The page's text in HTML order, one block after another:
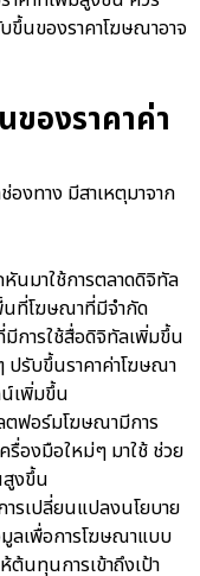
ขึ้นของราคาโฆษณาอาจ
องราคาค่า
งทาง มีสาเหตุมาจาก
นมาใช้การตลาดดิจิทัล
นที่โฆษณาที่มีจำกัด
มีการใช้สื่อดิจิทัลเพิ่มขึ้น
ปรับขึ้นราคาค่าโฆษณา
น์เพิ่มขึ้น
ตฟอร์มโฆษณามีการ
รื่องมือใหม่ๆ มาใช้ ช่วย
งขึ้น
ารเปลี่ยนแปลงนโยบาย
ลเพื่อการโฆษณาแบบ
ต้นทุนการเข้าถึงเป้า